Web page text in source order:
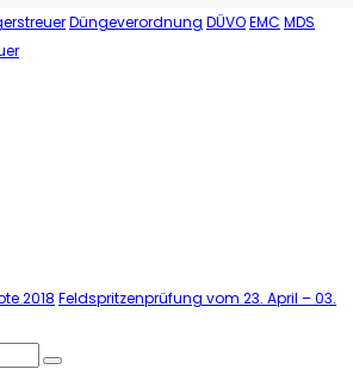
Düngeverordnung DÜVOEMC MDS
2018 Feldspritzenprüfung vom 23. April – 03.